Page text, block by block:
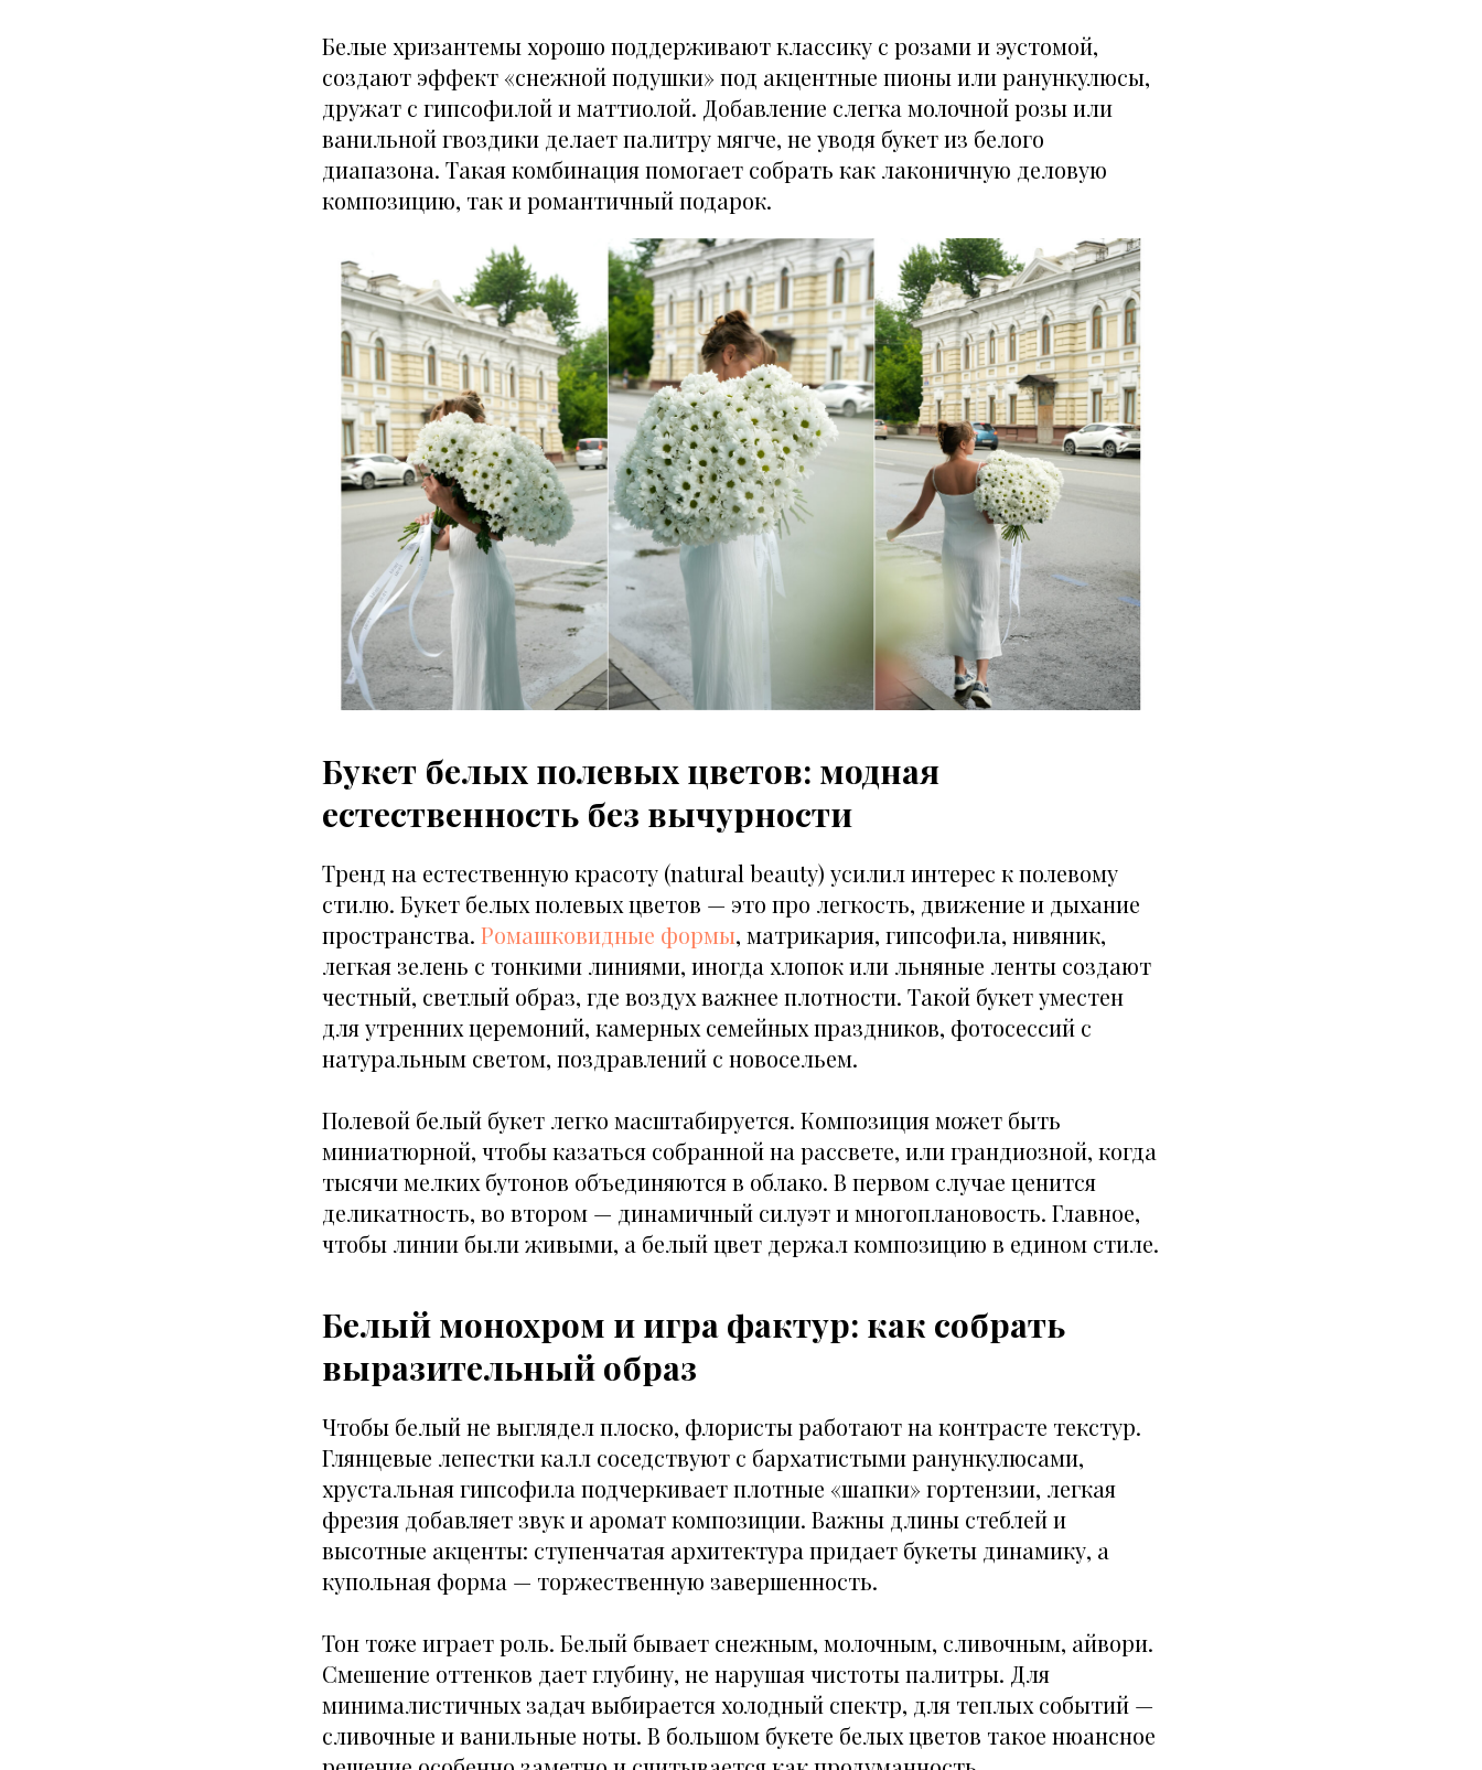
Белые хризантемы хорошо поддерживают классику с розами и эустомой,
создают эффект «снежной подушки» под акцентные пионы или ранункулюсы,
дружат с гипсофилой и маттиолой. Добавление слегка молочной розы или
ванильной гвоздики делает палитру мягче, не уводя букет из белого
диапазона. Такая комбинация помогает собрать как лаконичную деловую
композицию, так и романтичный подарок.
Букет белых полевых цветов: модная
естественность без вычурности
Тренд на естественную красоту (natural beauty) усилил интерес к полевому
стилю. Букет белых полевых цветов — это про легкость, движение и дыхание
пространства. Ромашковидные формы, матрикария, гипсофила, нивяник,
легкая зелень с тонкими линиями, иногда хлопок или льняные ленты создают
честный, светлый образ, где воздух важнее плотности. Такой букет уместен
для утренних церемоний, камерных семейных праздников, фотосессий с
натуральным светом, поздравлений с новосельем.
Полевой белый букет легко масштабируется. Композиция может быть
миниатюрной, чтобы казаться собранной на рассвете, или грандиозной, когда
тысячи мелких бутонов объединяются в облако. В первом случае ценится
деликатность, во втором — динамичный силуэт и многоплановость. Главное,
чтобы линии были живыми, а белый цвет держал композицию в едином стиле.
Белый монохром и игра фактур: как собрать
выразительный образ
Чтобы белый не выглядел плоско, флористы работают на контрасте текстур.
Глянцевые лепестки калл соседствуют с бархатистыми ранункулюсами,
хрустальная гипсофила подчеркивает плотные «шапки» гортензии, легкая
фрезия добавляет звук и аромат композиции. Важны длины стеблей и
высотные акценты: ступенчатая архитектура придает букеты динамику, а
купольная форма — торжественную завершенность.
Тон тоже играет роль. Белый бывает снежным, молочным, сливочным, айвори.
Смешение оттенков дает глубину, не нарушая чистоты палитры. Для
минималистичных задач выбирается холодный спектр, для теплых событий —
сливочные и ванильные ноты. В большом букете белых цветов такое нюансное